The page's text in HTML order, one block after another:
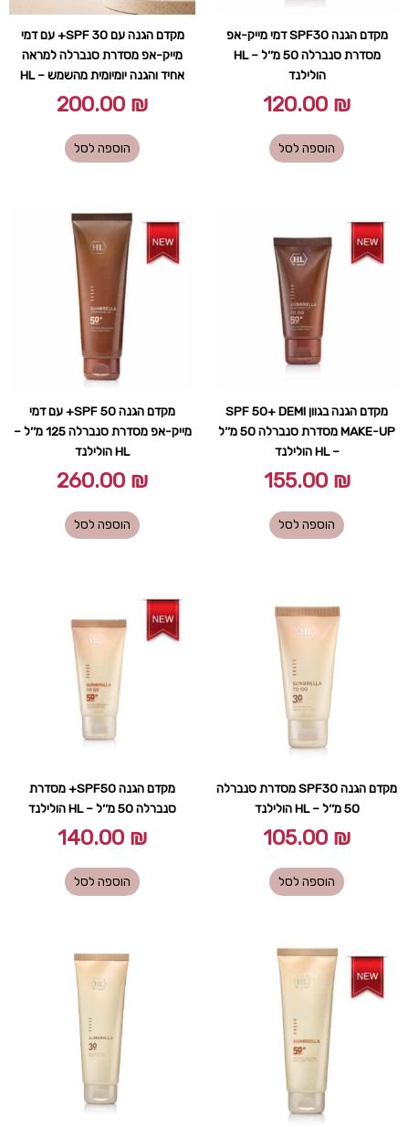
מקדם הגנה SPF30 דמי מייק-אפ
מסדרת סנברלה 50 מ׳׳ל – HL
הולילנד
120.00 ₪
הוספה לסל
מקדם הגנה עם SPF 30+ עם דמי
מייק-אפ מסדרת סנברלה למראה
אחיד והגנה יומיומית מהשמש – HL
200.00 ₪
הוספה לסל
מקדם הגנה בגוון SPF 50+ DEMI
MAKE-UP מסדרת סנברלה 50 מ׳׳ל
– HL הולילנד
155.00 ₪
הוספה לסל
מקדם הגנה SPF 50+ עם דמי
מייק-אפ מסדרת סנברלה 125 מ׳׳ל –
HL הולילנד
260.00 ₪
הוספה לסל
מקדם הגנה SPF30 מסדרת סנברלה
50 מ׳׳ל – HL הולילנד
105.00 ₪
הוספה לסל
מקדם הגנה SPF50+ מסדרת
סנברלה 50 מ׳׳ל – HL הולילנד
140.00 ₪
הוספה לסל